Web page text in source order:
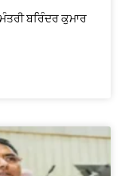
ਬਰਿੰਦਰ ਕੁਮਾਰ